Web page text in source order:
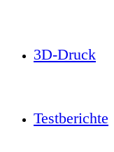
3D-Druck
Testberichte